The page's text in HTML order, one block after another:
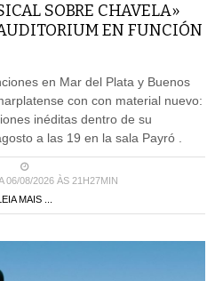
SOBRE CHAVELA»
EN FUNCIÓN
en Mar del Plata y Buenos
con con material nuevo:
inéditas dentro de su
a las 19 en la sala Payró .
06/08/2026 ÀS 21H27MIN
LEIA MAIS ...